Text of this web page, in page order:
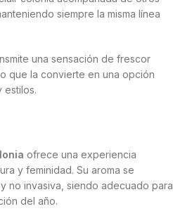
siempre la misma línea
una sensación de frescor
que la convierte en una opción
estilos.
ofrece una experiencia
y feminidad. Su aroma se
no invasiva, siendo adecuado para
del año.